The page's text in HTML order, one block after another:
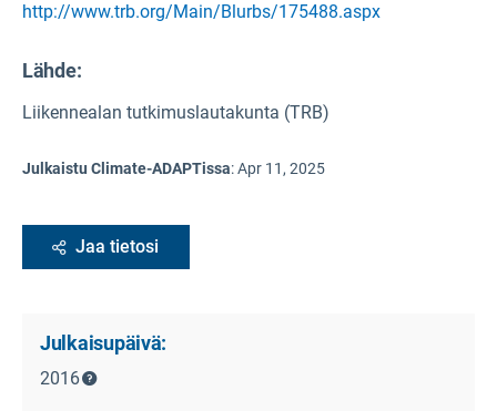
http://www.trb.org/Main/Blurbs/175488.aspx
Lähde:
Liikennealan tutkimuslautakunta (TRB)
Julkaistu Climate-ADAPTissa:Apr 11, 2025
Jaa tietosi
Julkaisupäivä:
2016